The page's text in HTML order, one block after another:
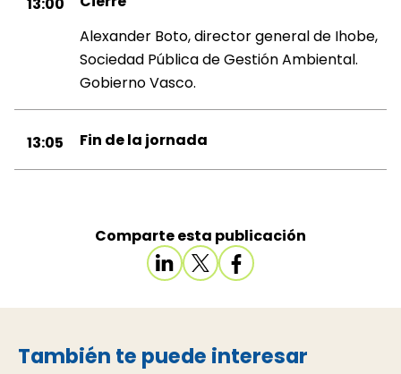
Alexander Boto, director general de Ihobe,
Sociedad Pública de Gestión Ambiental.
Gobierno Vasco.
13:05 Fin de la jornada
Comparte esta publicación
También te puede interesar